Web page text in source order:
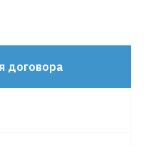
договора